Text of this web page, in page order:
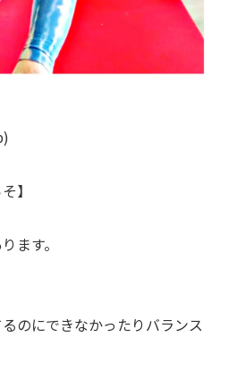
】
ます。
のにできなかったりバランス